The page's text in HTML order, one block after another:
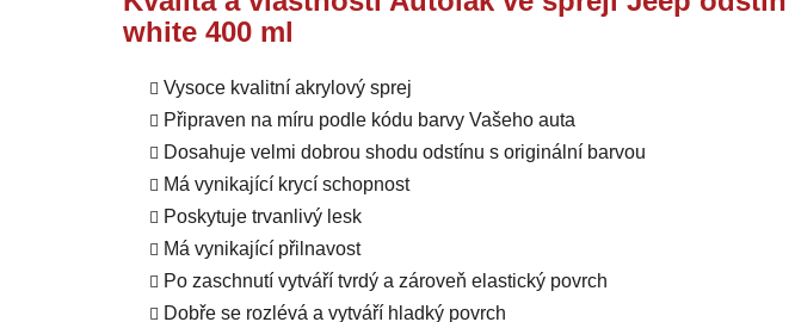
white 400 ml
Vysoce kvalitní akrylový sprej
Připraven na míru podle kódu barvy Vašeho auta
Dosahuje velmi dobrou shodu odstínu s originální barvou
Má vynikající krycí schopnost
Poskytuje trvanlivý lesk
Má vynikající přilnavost
Po zaschnutí vytváří tvrdý a zároveň elastický povrch
Dobře se rozlévá a vytváří hladký povrch